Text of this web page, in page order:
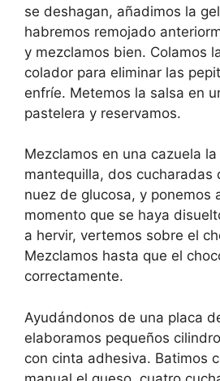
se deshagan, añadimos la
habremos remojado
y mezclamos bien. Colamos
colador para eliminar las
enfríe. Metemos la salsa en
pastelera y reservamos.
Mezclamos en una cazuela
mantequilla, dos cucharadas
nuez de glucosa, y ponemos
momento que se haya
a hervir, vertemos sobre el
Mezclamos hasta que el
correctamente.
Ayudándonos de una placa
elaboramos pequeños
con cinta adhesiva. Batimos